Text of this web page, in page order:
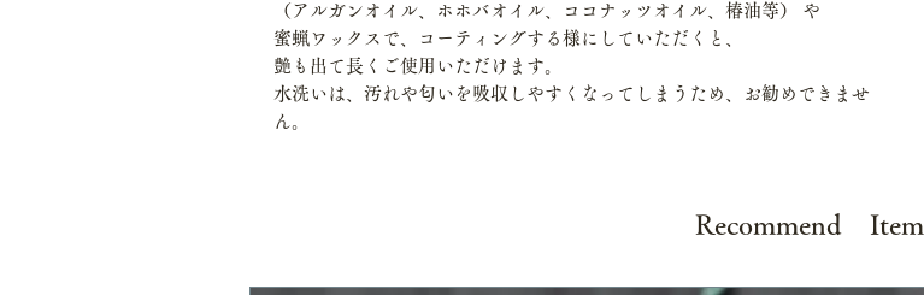
（アルガンオイル、ホホバオイル、ココナッツオイル、椿油等） や
蜜蝋ワックスで、コーティングする様にしていただくと、
艶も出て長くご使用いただけます。
水洗いは、汚れや匂いを吸収しやすくなってしまうため、お勧めできませ
ん。
Recommend Item